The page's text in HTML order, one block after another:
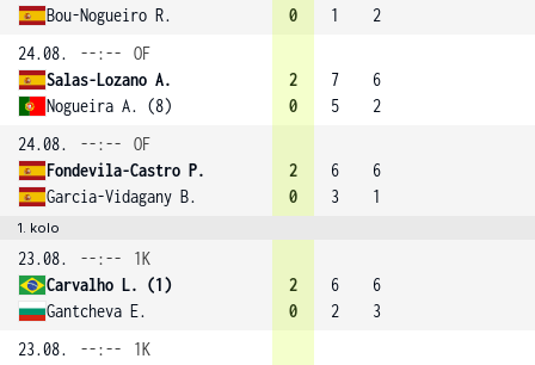
Bou-Nogueiro R.
0
1
2
24.08.
--:--
OF
Salas-Lozano A.
Nogueira A. (8)
2
0
7
5
6
2
24.08.
--:--
OF
Fondevila-Castro P.
Garcia-Vidagany B.
2
0
6
3
6
1
1. kolo
23.08. --:--
1K
Carvalho L. (1)
Gantcheva E.
2
0
6
2
6
3
23.08.
--:--
1K